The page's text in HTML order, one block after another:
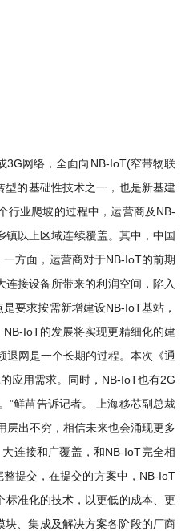
3G网络，全面向NB-IoT(窄带物联
的基础性技术之一，也是新基建
行业爬坡的过程中，运营商及NB-
以上区域连续覆盖。其中，中国
方面，运营商对于NB-IoT的前期
接设备所带来的利润空间，陷入
要求按需新增建设NB-IoT基站，
IoT的发展将实现更精细化的建
网是一个长期的过程。本次《通
应用需求。同时，NB-IoT也有2G
”鲜苗告诉记者。 上海移芯副总裁
层出不穷，相信未来也会涌现更多
连接和广覆盖，和NB-IoT完全相
提交，在提交的方案中，NB-IoT
准化的技术，以更低的成本、更
、集成及解决方案各阶段的厂商